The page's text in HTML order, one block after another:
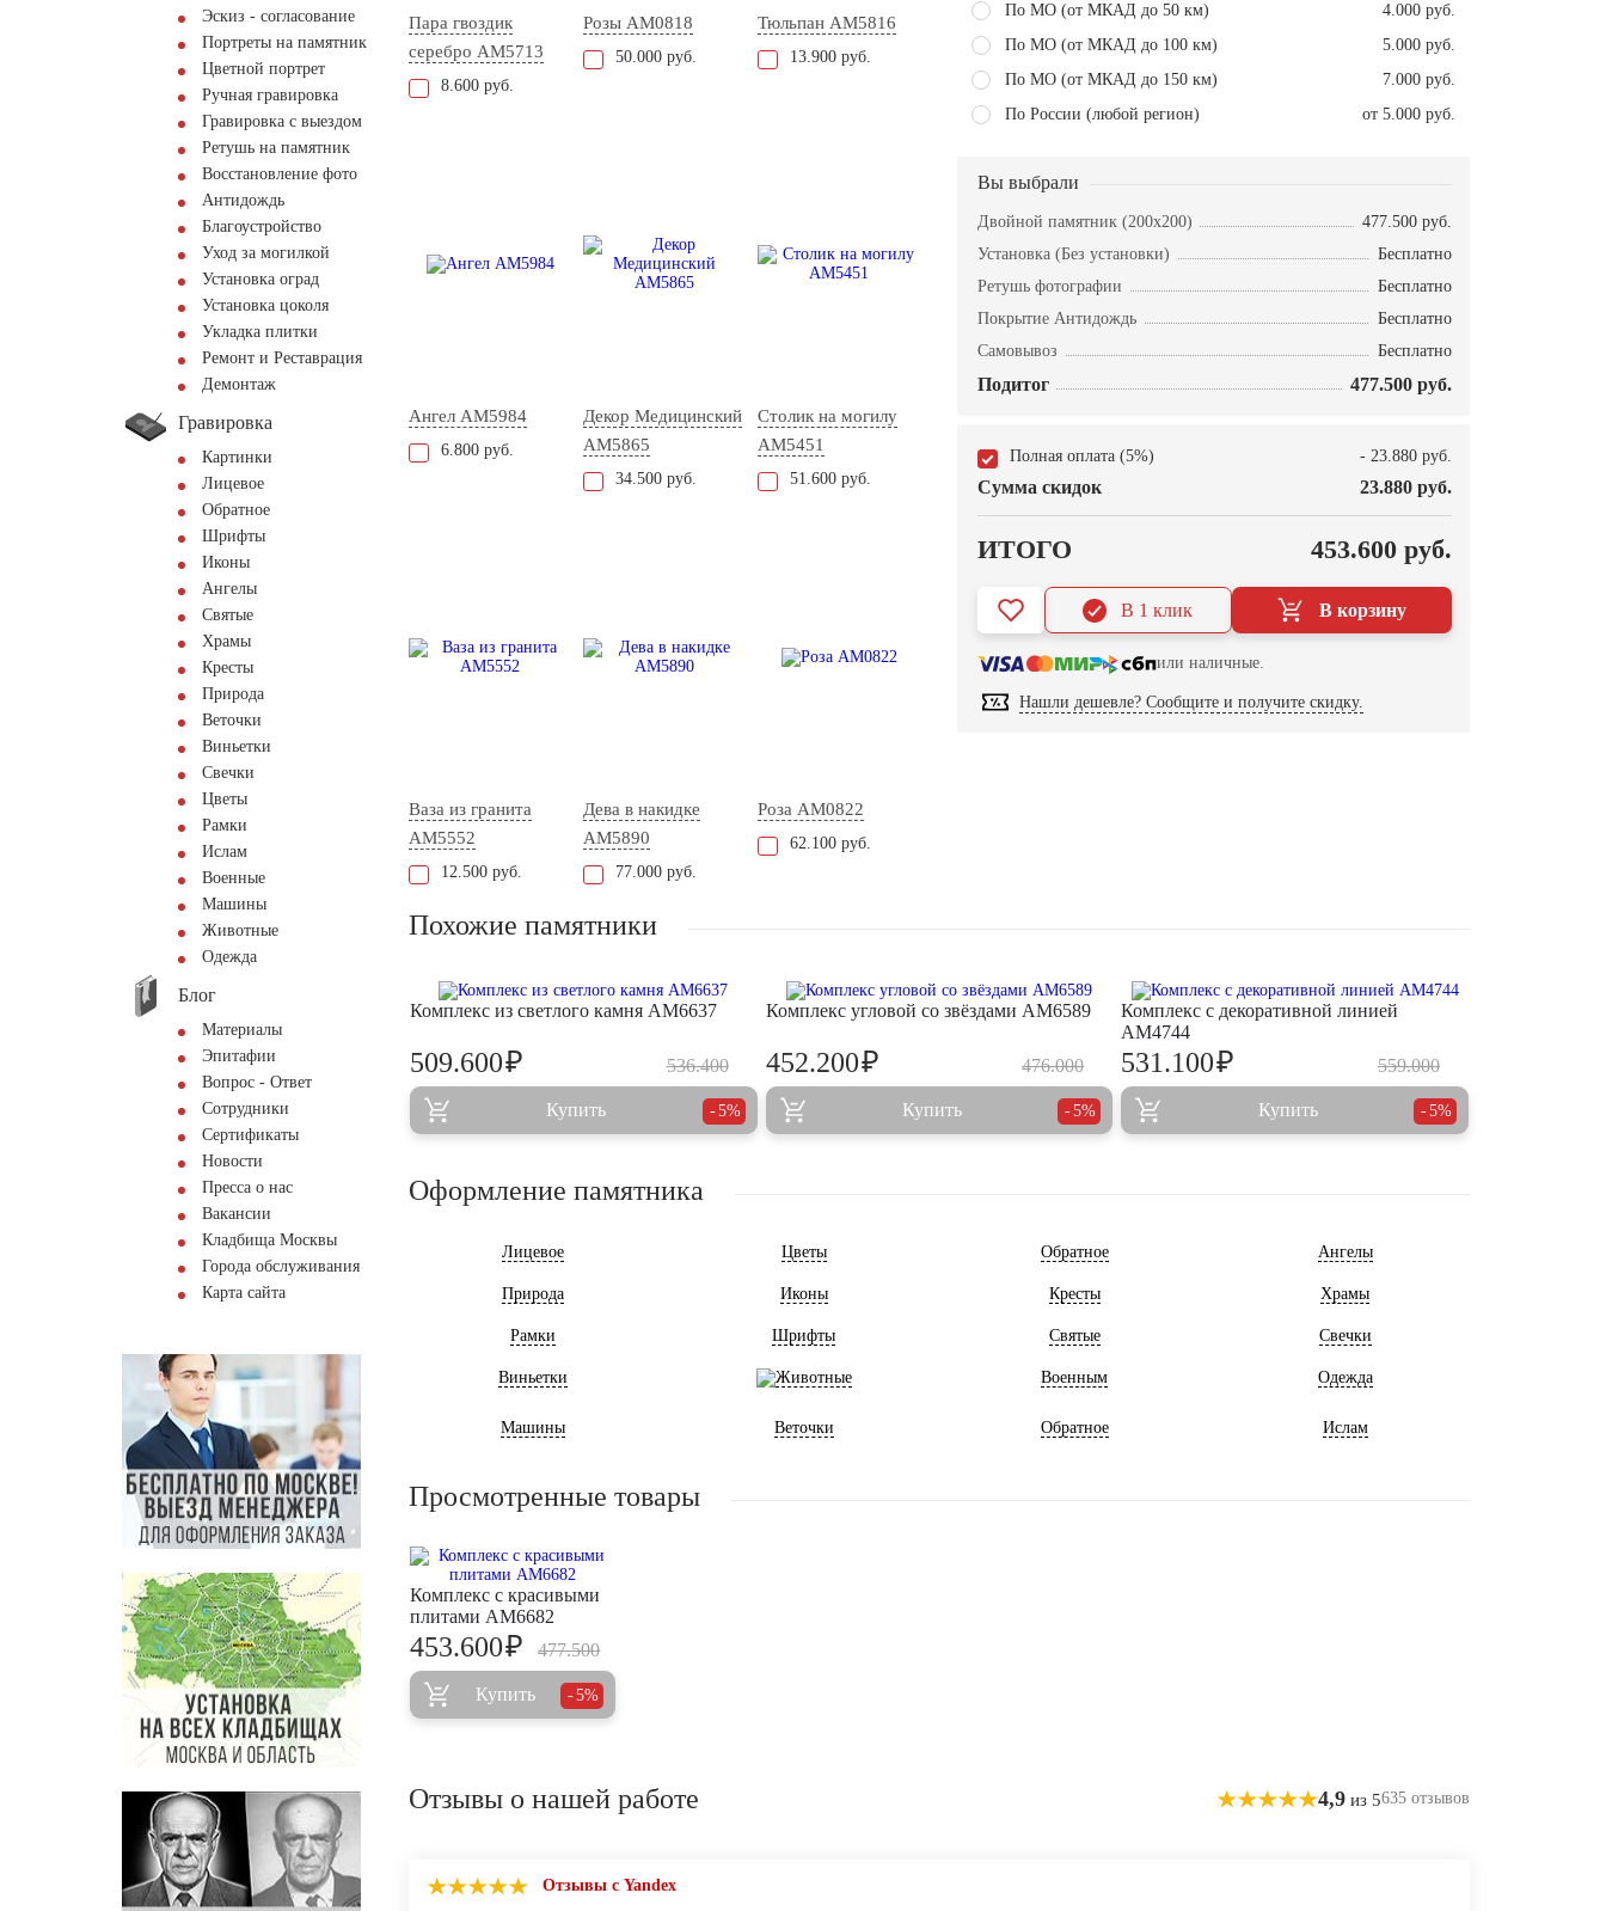
Эскиз - согласование
Портреты на памятник
Цветной портрет
Ручная гравировка
Гравировка с выездом
Ретушь на памятник
Восстановление фото
Антидождь
Благоустройство
Уход за могилкой
Установка оград
Установка цоколя
Укладка плитки
Ремонт и Реставрация
Демонтаж
Гравировка
Картинки
Лицевое
Обратное
Шрифты
Иконы
Ангелы
Святые
Храмы
Кресты
Природа
Веточки
Виньетки
Свечки
Цветы
Рамки
Ислам
Военные
Машины
Животные
Одежда
Блог
Материалы
Эпитафии
Вопрос - Ответ
Сотрудники
Сертификаты
Новости
Пресса о нас
Вакансии
Кладбища Москвы
Города обслуживания
Карта сайта
Пара гвоздик
серебро AM5713
8.600 руб.
Розы AM0818
50.000 руб.
Тюльпан AM5816
13.900 руб.
Ангел AM5984
6.800 руб.
Декор Медицинский
AM5865
34.500 руб.
Столик на могилу
AM5451
51.600 руб.
Ваза из гранита
AM5552
12.500 руб.
Дева в накидке
AM5890
77.000 руб.
Роза AM0822
62.100 руб.
По МО (от МКАД до 50 км)
4.000 руб.
По МО (от МКАД до 100 км)
5.000 руб.
По МО (от МКАД до 150 км)
7.000 руб.
По России (любой регион)
от 5.000 руб.
Вы выбрали
Двойной памятник (200х200)
477.500 руб.
Установка (Без установки)
Бесплатно
Ретушь фотографии
Бесплатно
Покрытие Антидождь
Бесплатно
Самовывоз
Бесплатно
Подитог 477.500 руб.
Полная оплата (5%) - 23.880 руб.
Сумма скидок 23.880 руб.
ИТОГО 453.600 руб.
В корзину
В 1 клик
или наличные.
Нашли дешевле? Сообщите и получите скидку.
Похожие памятники
Комплекс из светлого камня AM6637
536.400
509.600₽
Купить 5%
Комплекс угловой со звёздами AM6589
476.000
452.200₽
Купить 5%
Комплекс с декоративной линией
AM4744
559.000
531.100₽
Купить 5%
Оформление памятника
Лицевое Цветы Обратное Ангелы
Природа Иконы Кресты Храмы
Рамки Шрифты Святые Свечки
Виньетки Животные Военным Одежда
Машины Веточки Обратное Ислам
Просмотренные товары
Комплекс с красивыми
плитами AM6682
477.500
453.600₽
Купить 5%
Отзывы о нашей работе 4,9 из 5635 отзывов
Отзывы с Yandex